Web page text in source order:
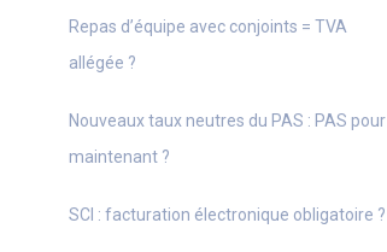
Repas d’équipe avec conjoints = TVA
allégée ?
Nouveaux taux neutres du PAS : PAS pour
maintenant ?
SCI : facturation électronique obligatoire ?